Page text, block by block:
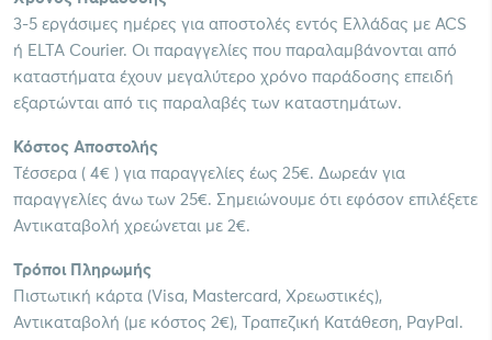
3-5 εργάσιμες ημέρες για αποστολές εντός Ελλάδας με ACS
ή ELTA Courier. Οι παραγγελίες που παραλαμβάνονται από
καταστήματα έχουν μεγαλύτερο χρόνο παράδοσης επειδή
εξαρτώνται από τις παραλαβές των καταστημάτων.
Κόστος Αποστολής
Τέσσερα ( 4€ ) για παραγγελίες έως 25€. Δωρεάν για
παραγγελίες άνω των 25€. Σημειώνουμε ότι εφόσον επιλέξετε
Αντικαταβολή χρεώνεται με 2€.
Τρόποι Πληρωμής
Πιστωτική κάρτα (Visa, Mastercard, Χρεωστικές),
Αντικαταβολή (με κόστος 2€), Τραπεζική Κατάθεση, PayPal.